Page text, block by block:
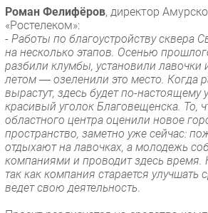
Проекты
IT класс
Тестовый стенд
Каталог компаний
Роман Фелифёров, директор
«Ростелеком»:
- Работы по благоустройству сквера
на несколько этапов. Осенью
разбили клумбы, установили лавочки
летом ― озеленили это место. Когда
вырастут, здесь будет по-настоящему
красивый уголок Благовещенска. То,
областного центра оценили новое
пространство, заметно уже сейчас:
отдыхают на лавочках, а молодежь
компаниями и проводит здесь время.
так как компания старается улучшать
ведет свою деятельность.